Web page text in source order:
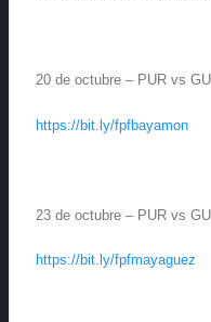
20 de octubre – PUR vs
https://bit.ly/fpfbayamon
23 de octubre – PUR vs
https://bit.ly/fpfmayaguez